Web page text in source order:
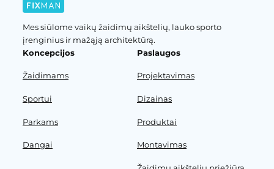
Mes siūlome vaikų žaidimų aikštelių, lauko sporto
įrenginius ir mažąją architektūrą.
Koncepcijos
Žaidimams
Sportui
Parkams
Dangai
Paslaugos
Projektavimas
Dizainas
Produktai
Montavimas